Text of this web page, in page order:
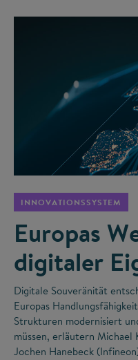
INNOVATIONSSYSTEM
Europas
digitaler
Digitale Souveränität
Europas
Strukturen modernisiert
müssen, erläutern Michael
Jochen Hanebeck